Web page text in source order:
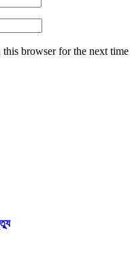
browser for the next time